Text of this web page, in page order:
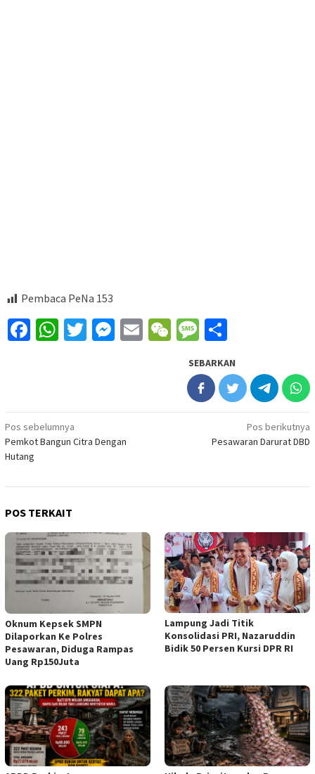
Pembaca PeNa 153
Facebook
WhatsApp
Twitter
Messenger
EmailWeChatMessage
SEBARKAN
Navigasi
pos
Pos sebelumnya
Pemkot Bangun Citra Dengan
Hutang
Pos berikutnya
Pesawaran Darurat DBD
POS TERKAIT
Oknum Kepsek SMPN
Dilaporkan Ke Polres
Pesawaran, Diduga Rampas
Uang Rp150Juta
Lampung Jadi Titik
Konsolidasi PRI, Nazaruddin
Bidik 50 Persen Kursi DPR RI